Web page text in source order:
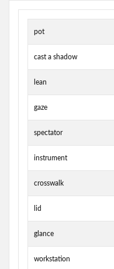
pot
cast a shadow
lean
gaze
spectator
instrument
crosswalk
lid
glance
workstation